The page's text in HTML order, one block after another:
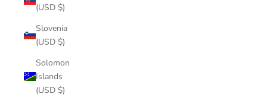
(USD $)
Slovenia
(USD $)
Solomon
Islands
(USD $)